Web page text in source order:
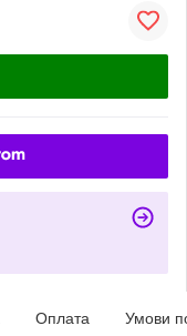
Оплата Умови